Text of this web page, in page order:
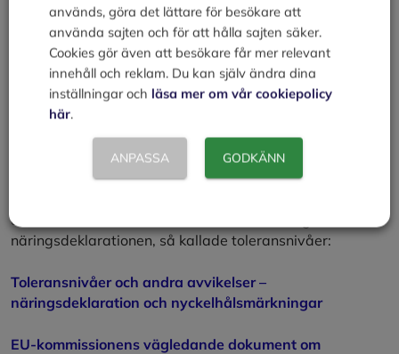
Hälsopåståenden i märkning av livsmedel kräver en
åtföljande näringsdeklaration enligt förordning (EU) nr
1169/2011 om livsmedelsinformation.
Avvikelser i näringsdeklarationen
Förutom hur näringsämnena och dess halter ska anges
finns det regler om hur mycket den verkliga halten får
avvika från den som anges i näringsdeklarationen.
avvikelser i förhållande till de nivåer som anges i
näringsdeklarationen, så kallade toleransnivåer:
Toleransnivåer och andra avvikelser –
näringsdeklaration och nyckelhålsmärkningar
EU-kommissionens vägledande dokument om
används, göra det lättare för besökare att
använda sajten och för att hålla sajten säker.
Cookies gör även att besökare får mer relevant
innehåll och reklam. Du kan själv ändra dina
inställningar och läsa mer om vår cookiepolicy
här.
ANPASSA GODKÄNN